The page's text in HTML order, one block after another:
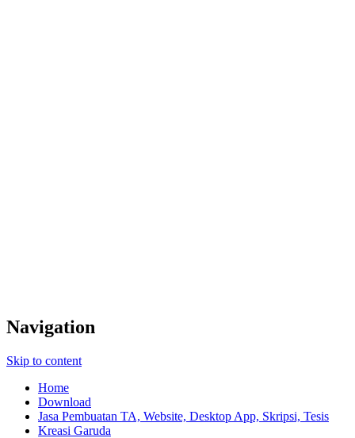
Navigation
Skip to content
Home
Download
Jasa Pembuatan TA, Website, Desktop App, Skripsi, Tesis
Kreasi Garuda